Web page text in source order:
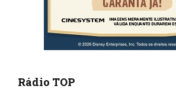
Rádio TOP